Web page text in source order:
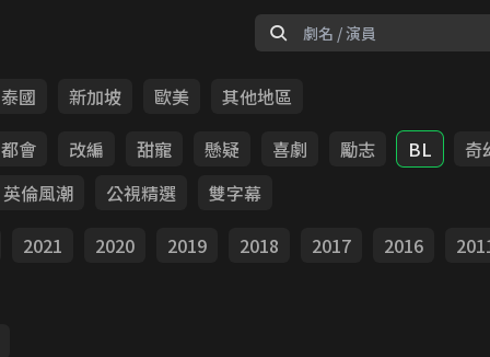
泰國 新加坡 歐美
其他地區
都會 改編 甜寵 懸疑 喜劇 勵志 BL 奇
英倫風潮 公視精選
雙字幕
2021 2020 2019 2018 2017 2016